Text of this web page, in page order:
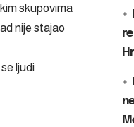
skupovima
nije stajao
ljudi